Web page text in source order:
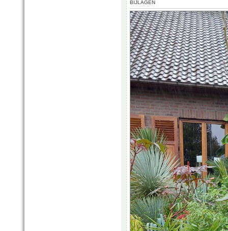
BIJLAGEN